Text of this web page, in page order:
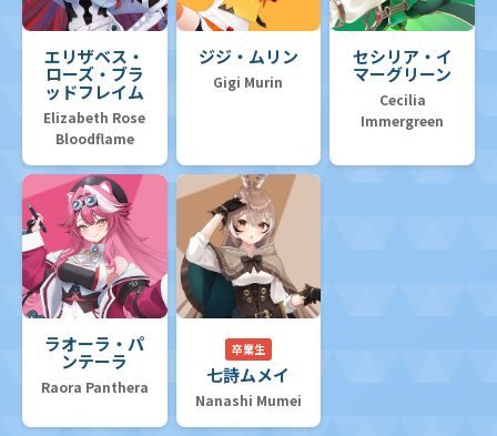
エリザベス・
ローズ・ブラ
ッドフレイム
Elizabeth Rose
Bloodflame
ジジ・ムリン
Gigi Murin
セシリア・イ
マーグリーン
Cecilia
Immergreen
ラオーラ・パ
ンテーラ
Raora Panthera
卒業生
七詩ムメイ
Nanashi Mumei